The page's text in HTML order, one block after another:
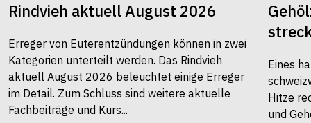
Rindvieh aktuell August 2026
Erreger von Euterentzündungen können in zwei
Kategorien unterteilt werden. Das Rindvieh
aktuell August 2026 beleuchtet einige Erreger
im Detail. Zum Schluss sind weitere aktuelle
Fachbeiträge und Kurs...
Eines
Hitze
und